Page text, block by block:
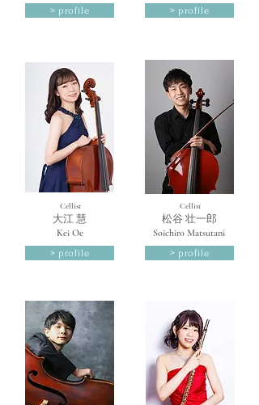
> profile
Cellist
​大江 慧​
Kei Oe
> profile
> profile
Cellist
​松谷 壮一郎
Soichiro Matsutani
> profile